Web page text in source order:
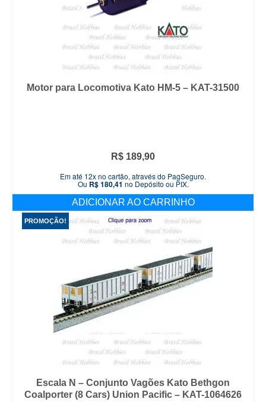
Motor para Locomotiva Kato HM-5 – KAT-31500
R$ 189,90
Em até 12x no cartão, através do PagSeguro.
Ou R$180,41 no Depósito ou PIX.
ADICIONAR AO CARRINHO
PROMOÇÃO!
Escala N – Conjunto Vagões Kato Bethgon
Coalporter (8 Cars) Union Pacific – KAT-1064626